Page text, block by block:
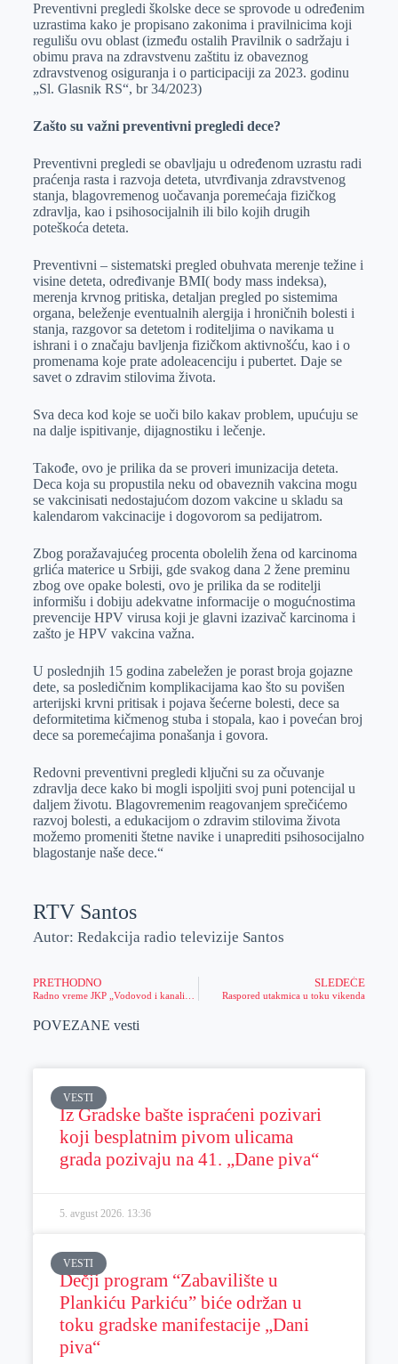
Preventivni pregledi školske dece se sprovode u određenim
uzrastima kako je propisano zakonima i pravilnicima koji
regulišu ovu oblast (između ostalih Pravilnik o sadržaju i
obimu prava na zdravstvenu zaštitu iz obaveznog
zdravstvenog osiguranja i o participaciji za 2023. godinu
„Sl. Glasnik RS“, br 34/2023)
Zašto su važni preventivni pregledi dece?
Preventivni pregledi se obavljaju u određenom uzrastu radi
praćenja rasta i razvoja deteta, utvrđivanja zdravstvenog
stanja, blagovremenog uočavanja poremećaja fizičkog
zdravlja, kao i psihosocijalnih ili bilo kojih drugih
poteškoća deteta.
Preventivni – sistematski pregled obuhvata merenje težine i
visine deteta, određivanje BMI( body mass indeksa),
merenja krvnog pritiska, detaljan pregled po sistemima
organa, beleženje eventualnih alergija i hroničnih bolesti i
stanja, razgovor sa detetom i roditeljima o navikama u
ishrani i o značaju bavljenja fizičkom aktivnošću, kao i o
promenama koje prate adoleacenciju i pubertet. Daje se
savet o zdravim stilovima života.
Sva deca kod koje se uoči bilo kakav problem, upućuju se
na dalje ispitivanje, dijagnostiku i lečenje.
Takođe, ovo je prilika da se proveri imunizacija deteta.
Deca koja su propustila neku od obaveznih vakcina mogu
se vakcinisati nedostajućom dozom vakcine u skladu sa
kalendarom vakcinacije i dogovorom sa pedijatrom.
Zbog poražavajućeg procenta obolelih žena od karcinoma
grlića materice u Srbiji, gde svakog dana 2 žene preminu
zbog ove opake bolesti, ovo je prilika da se roditelji
informišu i dobiju adekvatne informacije o mogućnostima
prevencije HPV virusa koji je glavni izazivač karcinoma i
zašto je HPV vakcina važna.
U poslednjih 15 godina zabeležen je porast broja gojazne
dete, sa posledičnim komplikacijama kao što su povišen
arterijski krvni pritisak i pojava šećerne bolesti, dece sa
deformitetima kičmenog stuba i stopala, kao i povećan broj
dece sa poremećajima ponašanja i govora.
Redovni preventivni pregledi ključni su za očuvanje
zdravlja dece kako bi mogli ispoljiti svoj puni potencijal u
daljem životu. Blagovremenim reagovanjem sprečićemo
razvoj bolesti, a edukacijom o zdravim stilovima života
možemo promeniti štetne navike i unaprediti psihosocijalno
blagostanje naše dece.“
RTV Santos
Autor: Redakcija radio televizije Santos
PRETHODNO SLEDEĆE
Raspored utakmica u toku vikenda
POVEZANE vesti
VESTI
Iz Gradske bašte ispraćeni pozivari
koji besplatnim pivom ulicama
grada pozivaju na 41. „Dane piva“
5. avgust 2026. 13:36
VESTI
Dečji program “Zabavilište u
Plankiću Parkiću” biće održan u
toku gradske manifestacije „Dani
piva“